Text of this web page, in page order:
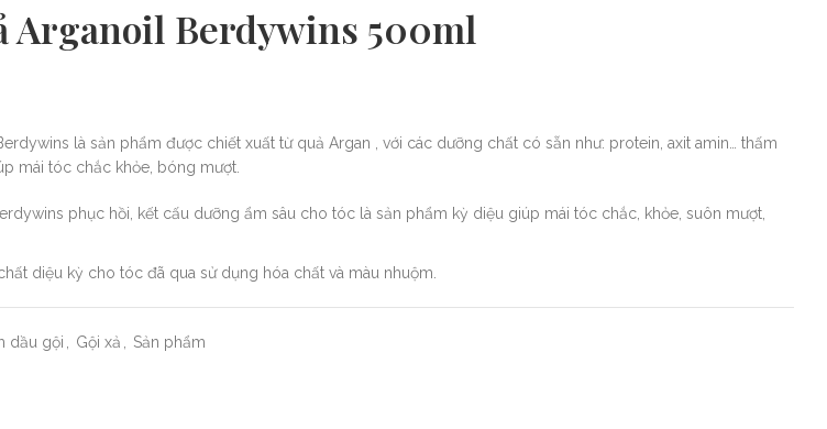
Arganoil Berdywins 500ml
là sản phẩm được chiết xuất từ quả Argan , với các dưỡng chất có sẵn như: protein, axit amin… thấm
mái tóc chắc khỏe, bóng mượt.
phục hồi, kết cấu dưỡng ẩm sâu cho tóc là sản phẩm kỳ diệu giúp mái tóc chắc, khỏe, suôn mượt,
diệu kỳ cho tóc đã qua sử dụng hóa chất và màu nhuộm.
dầu gội Gội xả
Sản phẩm